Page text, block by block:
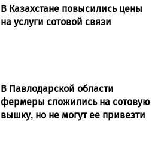
В Казахстане повысились цены
на услуги сотовой связи
В Павлодарской области
фермеры сложились на сотовую
вышку, но не могут ее привезти